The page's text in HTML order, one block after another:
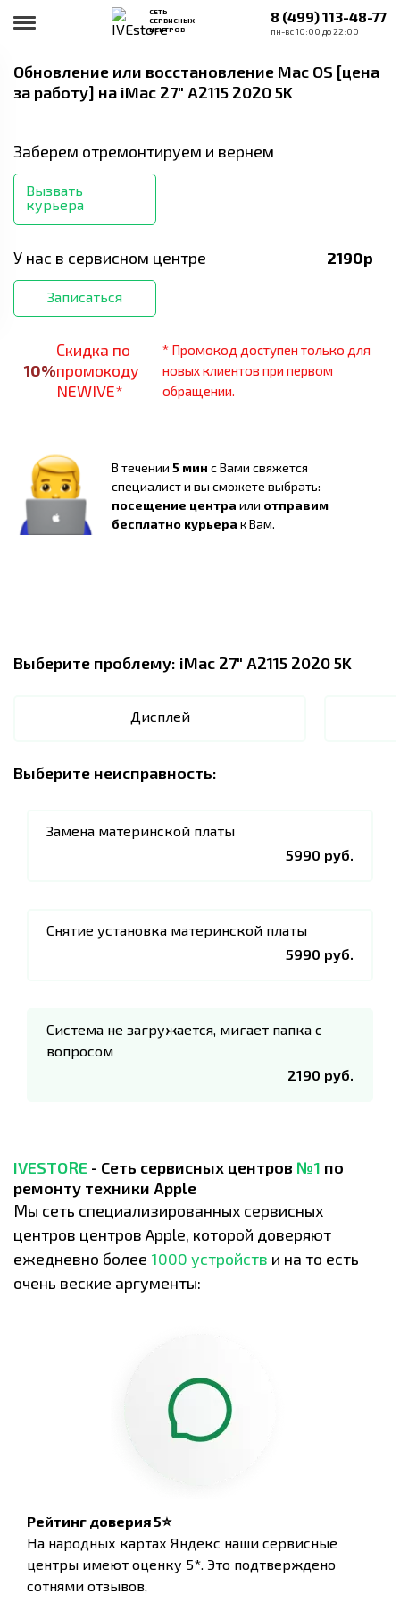
СЕТЬ
СЕРВИСНЫХ
ЦЕНТРОВ
8 (499) 113-48-77
пн-вс 10:00 до 22:00
Обновление или восстановление Mac OS [цена
за работу] на iMac 27" A2115 2020 5K
Заберем отремонтируем и вернем
Вызвать
курьера
У нас в сервисном центре 2190р
Записаться
10%
Скидка по
промокоду
NEWIVE*
* Промокод доступен только для
новых клиентов при первом
обращении.
В течении 5 мин с Вами свяжется
специалист и вы сможете выбрать:
посещение центра или отправим
бесплатно курьера к Вам.
Выберите проблему: iMac 27" A2115 2020 5K
Дисплей
Выберите неисправность:
Замена материнской платы
5990 руб.
Снятие установка материнской платы
5990 руб.
Система не загружается, мигает папка с
вопросом
2190 руб.
IVESTORE - Сеть сервисных центров №1 по
ремонту техники Apple
Мы сеть специализированных сервисных
центров центров Apple, которой доверяют
ежедневно более 1000 устройств и на то есть
очень веские аргументы:
Рейтинг доверия 5⭐
На народных картах Яндекс наши сервисные
центры имеют оценку 5*. Это подтверждено
сотнями отзывов,